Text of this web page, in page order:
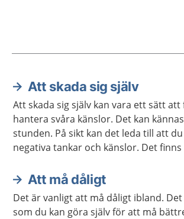
Aktuella artiklar
Att skada sig själv
Att skada sig själv kan vara ett sätt att
hantera svåra känslor. Det kan
stunden. På sikt kan det leda till att
negativa tankar och känslor. Det
Att må dåligt
Det är vanligt att må dåligt ibland.
som du kan göra själv för att må